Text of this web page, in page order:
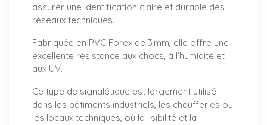
assurer une identification claire et durable des
réseaux techniques.
Fabriquée en PVC Forex de 3 mm, elle offre une
excellente résistance aux chocs, à l’humidité et
aux UV.
Ce type de signalétique est largement utilisé
dans les bâtiments industriels, les chaufferies ou
les locaux techniques, où la lisibilité et la